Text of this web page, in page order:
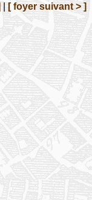
[ foyer suivant > ]